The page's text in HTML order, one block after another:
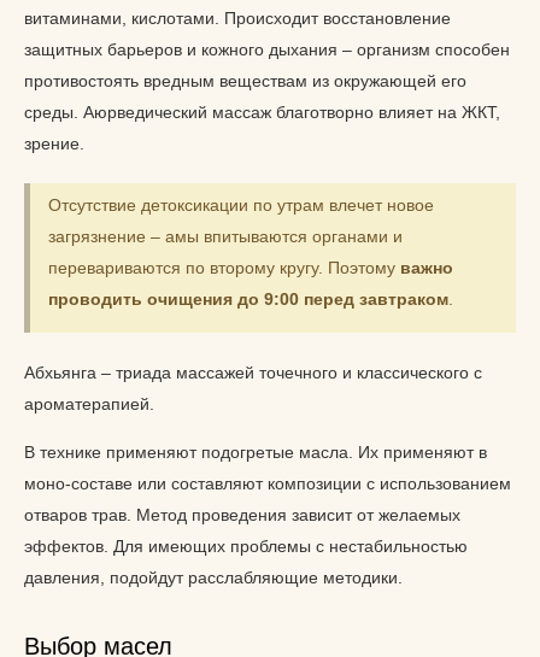
витаминами, кислотами. Происходит восстановление
защитных барьеров и кожного дыхания – организм способен
противостоять вредным веществам из окружающей его
среды. Аюрведический массаж благотворно влияет на ЖКТ,
зрение.
Отсутствие детоксикации по утрам влечет новое
загрязнение – амы впитываются органами и
перевариваются по второму кругу. Поэтому важно
проводить очищения до 9:00 перед завтраком
Абхьянга – триада массажей точечного и классического с
ароматерапией.
В технике применяют подогретые масла. Их применяют в
моно-составе или составляют композиции с использованием
отваров трав. Метод проведения зависит от желаемых
эффектов. Для имеющих проблемы с нестабильностью
давления, подойдут расслабляющие методики.
Выбор масел